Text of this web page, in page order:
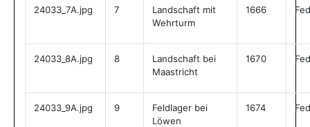
24033_7A.jpg 7
Landschaft mit
Wehrturm
1666
24033_8A.jpg 8
Landschaft bei
Maastricht
1670
24033_9A.jpg 9
Feldlager bei
Löwen
1674